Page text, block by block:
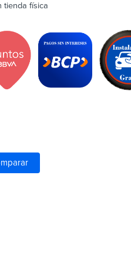
tienda física